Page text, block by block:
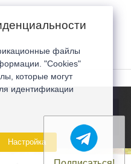
файлы
"Cookies"
которые могут
идентификации
Настройка